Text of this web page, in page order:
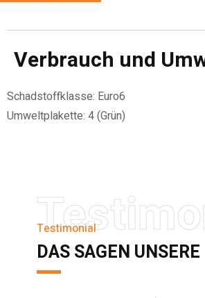
Verbrauch und
Schadstoffklasse: Euro6
Umweltplakette: 4 (Grün)
Testimonial
DAS SAGEN